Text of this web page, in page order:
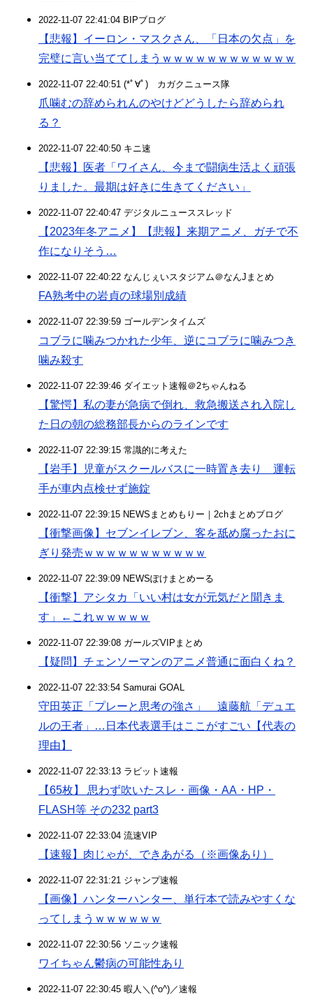
2022-11-07 22:41:04 BIPブログ
【悲報】イーロン・マスクさん、「日本の欠点」を
完璧に言い当ててしまうｗｗｗｗｗｗｗｗｗｗｗｗ
2022-11-07 22:40:51 (*ﾟ∀ﾟ)ゞカガクニュース隊
爪噛むの辞められんのやけどどうしたら辞められ
る？
2022-11-07 22:40:50 キニ速
【悲報】医者「ワイさん、今まで闘病生活よく頑張
りました。最期は好きに生きてください」
2022-11-07 22:40:47 デジタルニューススレッド
【2023年冬アニメ】【悲報】来期アニメ、ガチで不
作になりそう…
2022-11-07 22:40:22 なんじぇいスタジアム＠なんJまとめ
FA熟考中の岩貞の球場別成績
2022-11-07 22:39:59 ゴールデンタイムズ
コブラに噛みつかれた少年、逆にコブラに噛みつき
噛み殺す
2022-11-07 22:39:46 ダイエット速報＠2ちゃんねる
【驚愕】私の妻が急病で倒れ、救急搬送され入院し
た日の朝の総務部長からのラインです
2022-11-07 22:39:15 常識的に考えた
【岩手】児童がスクールバスに一時置き去り 運転
手が車内点検せず施錠
2022-11-07 22:39:15 NEWSまとめもりー｜2chまとめブログ
【衝撃画像】セブンイレブン、客を舐め腐ったおに
ぎり発売ｗｗｗｗｗｗｗｗｗｗｗ
2022-11-07 22:39:09 NEWSぽけまとめーる
【衝撃】アシタカ「いい村は女が元気だと聞きま
す」←これｗｗｗｗｗ
2022-11-07 22:39:08 ガールズVIPまとめ
【疑問】チェンソーマンのアニメ普通に面白くね？
2022-11-07 22:33:54 Samurai GOAL
守田英正「プレーと思考の強さ」 遠藤航「デュエ
ルの王者」…日本代表選手はここがすごい【代表の
理由】
2022-11-07 22:33:13 ラビット速報
【65枚】 思わず吹いたスレ・画像・AA・HP・
FLASH等 その232 part3
2022-11-07 22:33:04 流速VIP
【速報】肉じゃが、できあがる（※画像あり）
2022-11-07 22:31:21 ジャンプ速報
【画像】ハンターハンター、単行本で読みやすくな
ってしまうｗｗｗｗｗｗ
2022-11-07 22:30:56 ソニック速報
ワイちゃん鬱病の可能性あり
2022-11-07 22:30:45 暇人＼(^o^)／速報